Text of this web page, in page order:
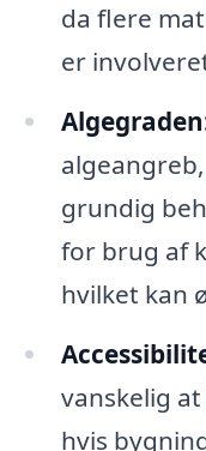
da flere
er
grundig
for brug af
hvilket kan
vanskelig
hvis